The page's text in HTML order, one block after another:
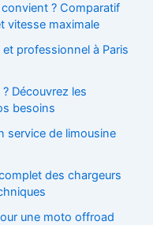
? Comparatif
vitesse maximale
professionnel à Paris
Découvrez les
besoins
service de limousine
des chargeurs
une moto offroad